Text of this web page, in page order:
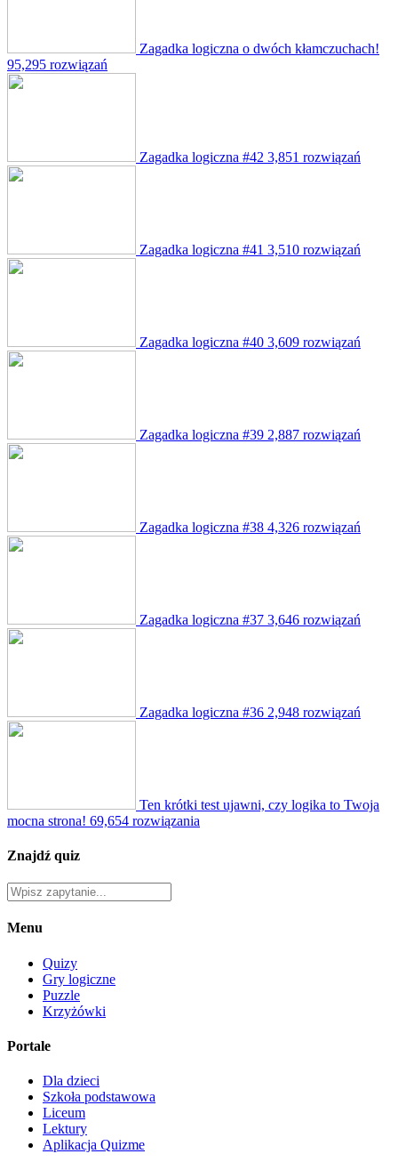
Zagadka logiczna o dwóch kłamczuchach!
95,295 rozwiązań
Zagadka logiczna #42 3,851 rozwiązań
Zagadka logiczna #41 3,510 rozwiązań
Zagadka logiczna #40 3,609 rozwiązań
Zagadka logiczna #39 2,887 rozwiązań
Zagadka logiczna #38 4,326 rozwiązań
Zagadka logiczna #37 3,646 rozwiązań
Zagadka logiczna #36 2,948 rozwiązań
Ten krótki test ujawni, czy logika to Twoja
mocna strona! 69,654 rozwiązania
Znajdź quiz
Menu
Quizy
Gry logiczne
Puzzle
Krzyżówki
Portale
Dla dzieci
Szkoła podstawowa
Liceum
Lektury
Aplikacja Quizme